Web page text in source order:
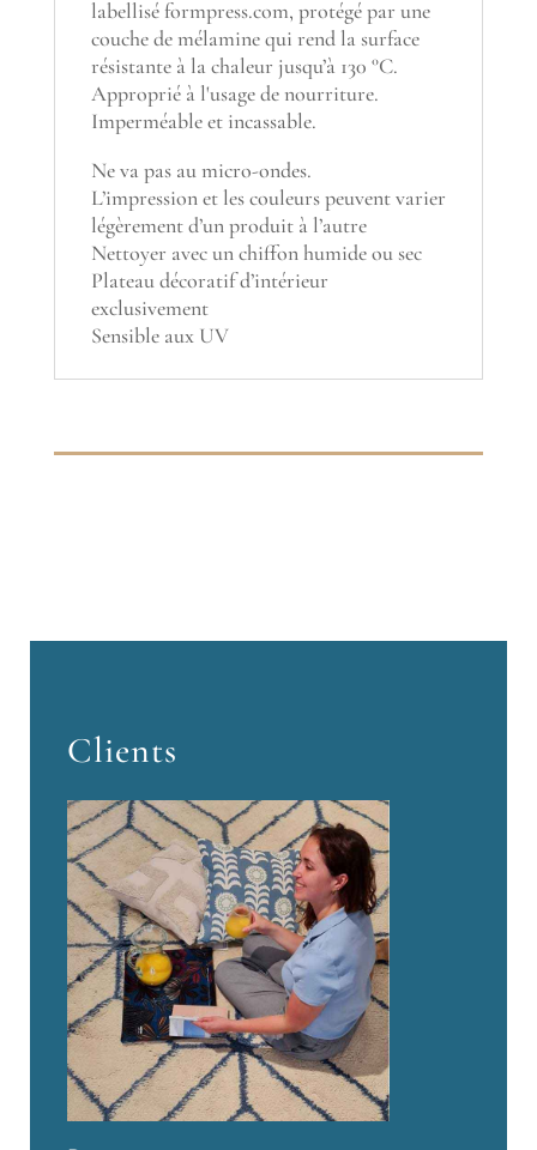
labellisé formpress.com, protégé par une
couche de mélamine qui rend la surface
résistante à la chaleur jusqu’à 130 °C.
Approprié à l'usage de nourriture.
Imperméable et incassable.
Ne va pas au micro-ondes.
L’impression et les couleurs peuvent varier
légèrement d’un produit à l’autre
Nettoyer avec un chiffon humide ou sec
Plateau décoratif d’intérieur
exclusivement
Sensible aux UV
Clients